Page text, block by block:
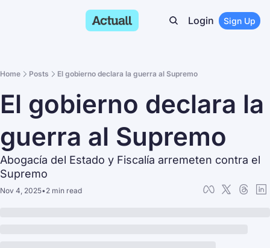
Login Sign Up
Home Posts El gobierno declara la guerra al Supremo
El gobierno declara la
guerra al Supremo
Abogacía del Estado y Fiscalía arremeten contra el
Supremo
Nov 4, 2025•2 min read